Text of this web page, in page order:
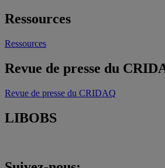
Ressources
Ressources
Revue de presse du
Revue de presse du CRIDAQ
LIBOBS